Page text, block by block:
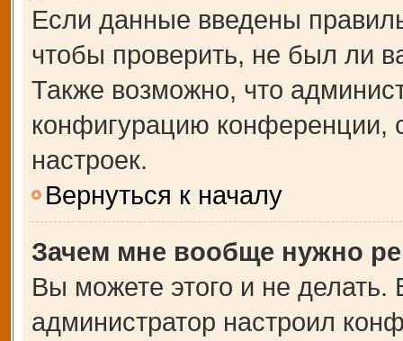
Если данные введены
чтобы проверить, не был ли
Также возможно, что
конфигурацию конференции,
настроек.
Вернуться к началу
Зачем мне вообще нужно
Вы можете этого и не делать.
администратор настроил